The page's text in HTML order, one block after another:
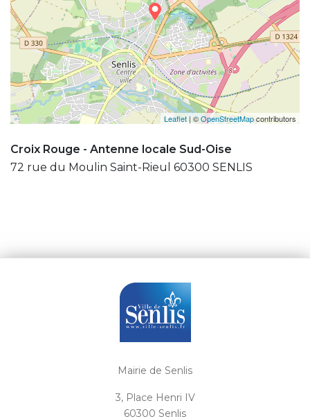
Leaflet | ©OpenStreetMapcontributors
Croix Rouge - Antenne locale Sud-Oise
72 rue du Moulin Saint-Rieul 60300 SENLIS
Mairie de Senlis
3, Place Henri IV
60300 Senlis